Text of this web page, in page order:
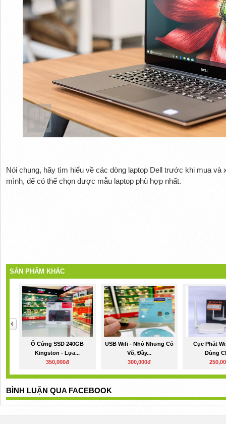
Nói chung, hãy tìm hiểu về các dòng laptop Dell trước khi mua
mình, để có thể chọn được mẫu laptop phù hợp nhất.
SẢN PHẨM KHÁC
Ổ Cứng SSD 240GB
Kingston - Lựa...
350,000đ
USB Wifi - Nhỏ Nhưng Có
Võ, Đầy...
300,000đ
Cục Phát
Dùng
BÌNH LUẬN QUA FACEBOOK